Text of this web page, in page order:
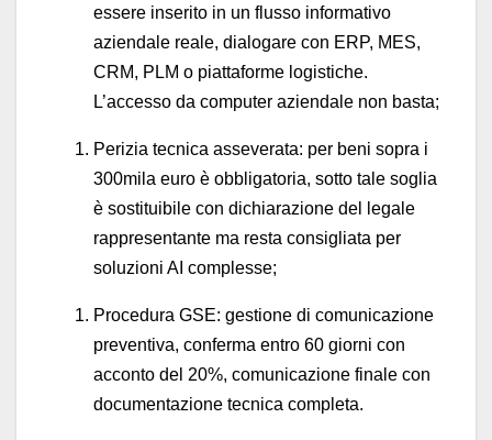
essere inserito in un flusso informativo
aziendale reale, dialogare con ERP, MES,
CRM, PLM o piattaforme logistiche.
L’accesso da computer aziendale non basta;
Perizia tecnica asseverata: per beni sopra i
300mila euro è obbligatoria, sotto tale soglia
è sostituibile con dichiarazione del legale
rappresentante ma resta consigliata per
soluzioni AI complesse;
Procedura GSE: gestione di comunicazione
preventiva, conferma entro 60 giorni con
acconto del 20%, comunicazione finale con
documentazione tecnica completa.